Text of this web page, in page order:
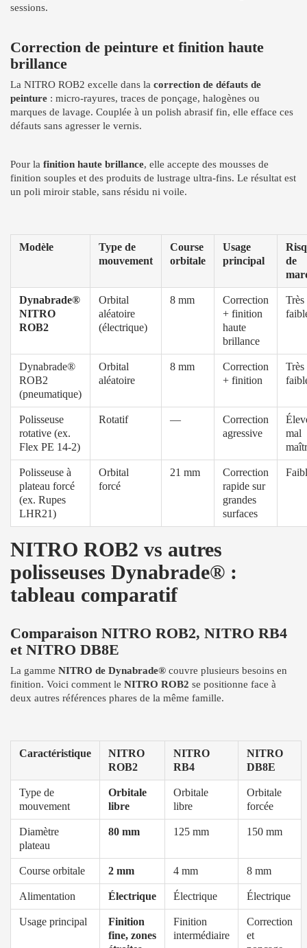
sessions.
Correction de peinture et finition haute
brillance
La NITRO ROB2 excelle dans la correction de défauts de
peinture : micro-rayures, traces de ponçage, halogènes ou
marques de lavage. Couplée à un polish abrasif fin, elle efface ces
défauts sans agresser le vernis.
Pour la finition haute brillance, elle accepte des mousses de
finition souples et des produits de lustrage ultra-fins. Le résultat est
un poli miroir stable, sans résidu ni voile.
Modèle
Type de
mouvement
Course
orbitale
Usage
principal
de
Dynabrade®
NITRO
ROB2
Orbital
aléatoire
(électrique)
8 mm
Correction
+ finition
haute
brillance
Très
Dynabrade®
ROB2
(pneumatique)
Orbital
aléatoire
8 mm
Correction
+ finition
Très
Polisseuse
rotative (ex.
Flex PE 14-2)
Rotatif —
Correction
agressive
mal
Polisseuse à
plateau forcé
(ex. Rupes
LHR21)
Orbital
forcé
21 mm
Correction
rapide sur
grandes
surfaces
NITRO ROB2 vs autres
polisseuses Dynabrade® :
tableau comparatif
Comparaison NITRO ROB2, NITRO RB4
et NITRO DB8E
La gamme NITRO de Dynabrade® couvre plusieurs besoins en
finition. Voici comment le NITRO ROB2 se positionne face à
deux autres références phares de la même famille.
Caractéristique
NITRO
ROB2
NITRO
RB4
NITRO
DB8E
Type de
mouvement
Orbitale
libre
Orbitale
libre
Orbitale
forcée
Diamètre
plateau
80 mm 125 mm 150 mm
Course orbitale 2 mm 4 mm 8 mm
Alimentation Électrique Électrique Électrique
Usage principal
Finition
fine, zones
Finition
intermédiaire
Correction
et